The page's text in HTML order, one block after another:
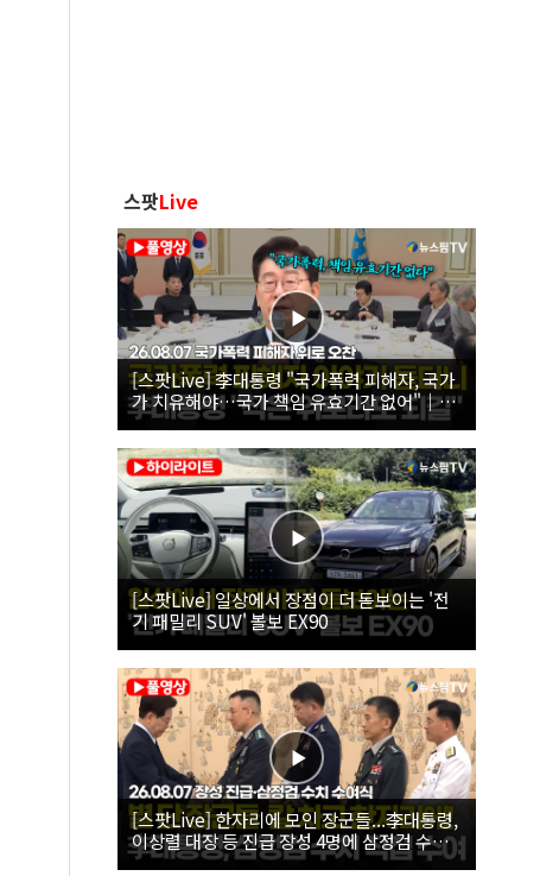
스팟Live
[스팟Live] 李대통령 "국가폭력 피해자, 국가
가 치유해야…국가 책임 유효기간 없어"｜
26.08.07 국가폭력 피해자 위로 오찬
[스팟Live] 일상에서 장점이 더 돋보이는 '전
기 패밀리 SUV' 볼보 EX90
[스팟Live] 한자리에 모인 장군들...李대통령,
이상렬 대장 등 진급 장성 4명에 삼정검 수치
직접 수여｜26.08.07 장성 진급·삼정검 수치